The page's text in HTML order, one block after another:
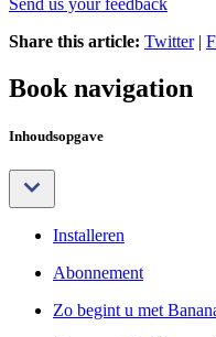
Share this article: Twitter|
Book navigation
Inhoudsopgave
Installeren
Abonnement
Zo begint u met